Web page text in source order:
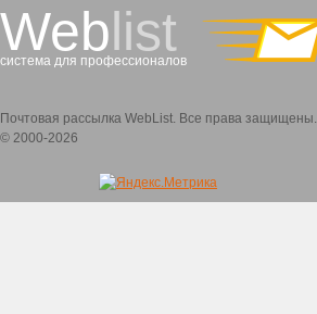
Weblist
система для профессионалов
Почтовая рассылка WebList. Все права защищены.
© 2000-2026